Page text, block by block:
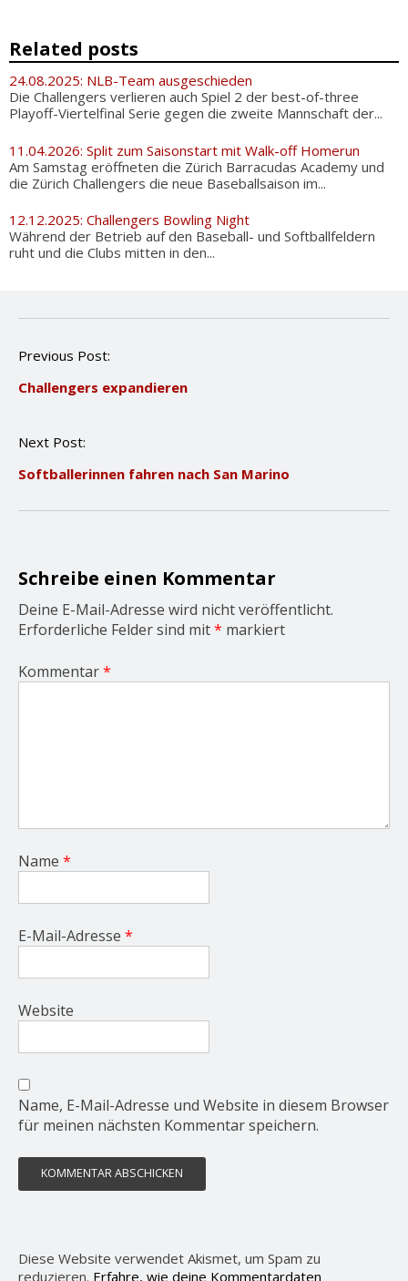
Related posts
24.08.2025: NLB-Team ausgeschieden
Die Challengers verlieren auch Spiel 2 der best-of-three
Playoff-Viertelfinal Serie gegen die zweite Mannschaft der...
11.04.2026: Split zum Saisonstart mit Walk-off Homerun
Am Samstag eröffneten die Zürich Barracudas Academy und
die Zürich Challengers die neue Baseballsaison im...
12.12.2025: Challengers Bowling Night
Während der Betrieb auf den Baseball- und Softballfeldern
ruht und die Clubs mitten in den...
P
s
a
i
o
n
Previous Post:
Challengers expandieren
Next Post:
Softballerinnen fahren nach San Marino
Schreibe einen Kommentar
Deine E-Mail-Adresse wird nicht veröffentlicht.
Erforderliche Felder sind mit* markiert
Kommentar*
Name *
E-Mail-Adresse *
Website
Name, E-Mail-Adresse und Website in diesem Browser
für meinen nächsten Kommentar speichern.
Diese Website verwendet Akismet, um Spam zu
reduzieren. Erfahre, wie deine Kommentardaten